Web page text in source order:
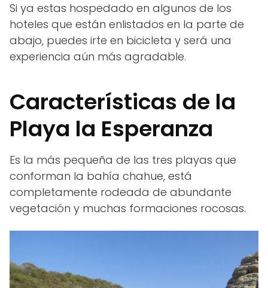
Si ya estas hospedado en algunos de los
hoteles que están enlistados en la parte de
abajo, puedes irte en bicicleta y será una
experiencia aún más agradable.
Características de la
Playa la Esperanza
Es la más pequeña de las tres playas que
conforman la bahía chahue, está
completamente rodeada de abundante
vegetación y muchas formaciones rocosas.